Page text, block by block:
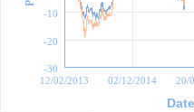
12/02/2013 02/12/2014 20/
-30
-20
-10